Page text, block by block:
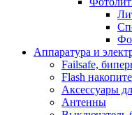
Аппаратура и
Failsafe,
Flash
Аксессуары
Антенны